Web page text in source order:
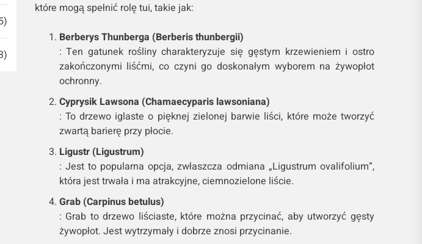
które mogą spełnić rolę tui, takie jak:
Berberys Thunberga (Berberis thunbergii)
: Ten gatunek rośliny charakteryzuje się gęstym krzewieniem i ostro
zakończonymi liśćmi, co czyni go doskonałym wyborem na żywopłot
ochronny.
Cyprysik Lawsona (Chamaecyparis lawsoniana)
: To drzewo iglaste o pięknej zielonej barwie liści, które może tworzyć
zwartą barierę przy płocie.
Ligustr (Ligustrum)
: Jest to popularna opcja, zwłaszcza odmiana „Ligustrum ovalifolium”,
która jest trwała i ma atrakcyjne, ciemnozielone liście.
Grab (Carpinus betulus)
: Grab to drzewo liściaste, które można przycinać, aby utworzyć gęsty
żywopłot. Jest wytrzymały i dobrze znosi przycinanie.